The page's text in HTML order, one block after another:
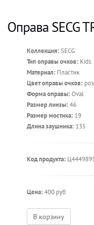
Оправа SECG
Коллекция: SECG
Тип оправы очков: Kids
Материал: Пластик
Цвет оправы очков:
Форма оправы: Oval
Размер линзы: 46
Размер мостика: 19
Длина заушника: 135
Код продукта:
Цена: 400 руб
В корзину